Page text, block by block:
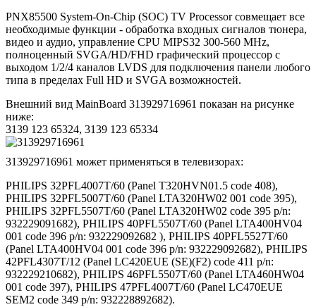
PNX85500 System-On-Chip (SOC) TV Processor совмещает все
необходимые функции - обработка входных сигналов тюнера,
видео и аудио, управление CPU MIPS32 300-560 MHz,
полноценный SVGA/HD/FHD графический процессор с
выходом 1/2/4 каналов LVDS для подключения панели любого
типа в пределах Full HD и SVGA возможностей.
Внешний вид MainBoard 313929716961 показан на рисунке
ниже:
3139 123 65324, 3139 123 65334
313929716961 может применяться в телевизорах:
PHILIPS 32PFL4007T/60 (Panel T320HVN01.5 code 408),
PHILIPS 32PFL5007T/60 (Panel LTA320HW02 001 code 395),
PHILIPS 32PFL5507T/60 (Panel LTA320HW02 code 395 p/n:
932229091682), PHILIPS 40PFL5507T/60 (Panel LTA400HV04
001 code 396 p/n: 932229092682 ), PHILIPS 40PFL5527T/60
(Panel LTA400HV04 001 code 396 p/n: 932229092682), PHILIPS
42PFL4307T/12 (Panel LC420EUE (SE)(F2) code 411 p/n:
932229210682), PHILIPS 46PFL5507T/60 (Panel LTA460HW04
001 code 397), PHILIPS 47PFL4007T/60 (Panel LC470EUE
SEM2 code 349 p/n: 932228892682).